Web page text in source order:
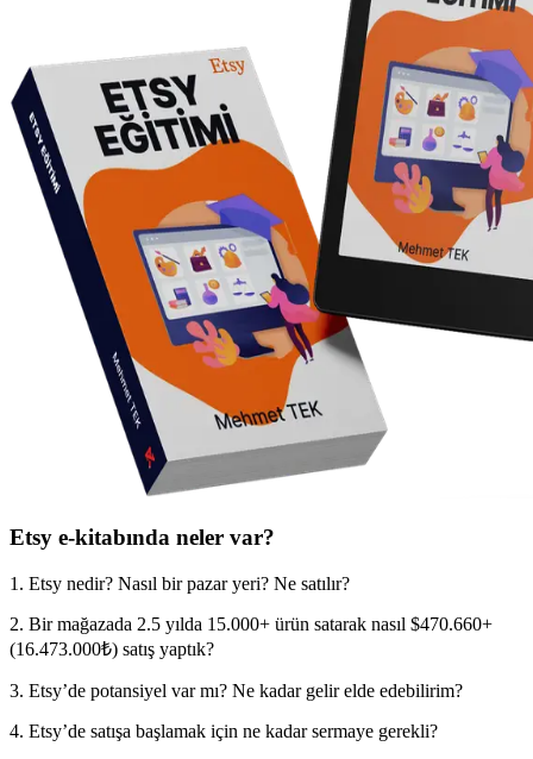
Etsy e-kitabında neler var?
1. Etsy nedir? Nasıl bir pazar yeri? Ne satılır?
2. Bir mağazada 2.5 yılda 15.000+ ürün satarak nasıl $470.660+
(16.473.000₺) satış yaptık?
3. Etsy’de potansiyel var mı? Ne kadar gelir elde edebilirim?
4. Etsy’de satışa başlamak için ne kadar sermaye gerekli?